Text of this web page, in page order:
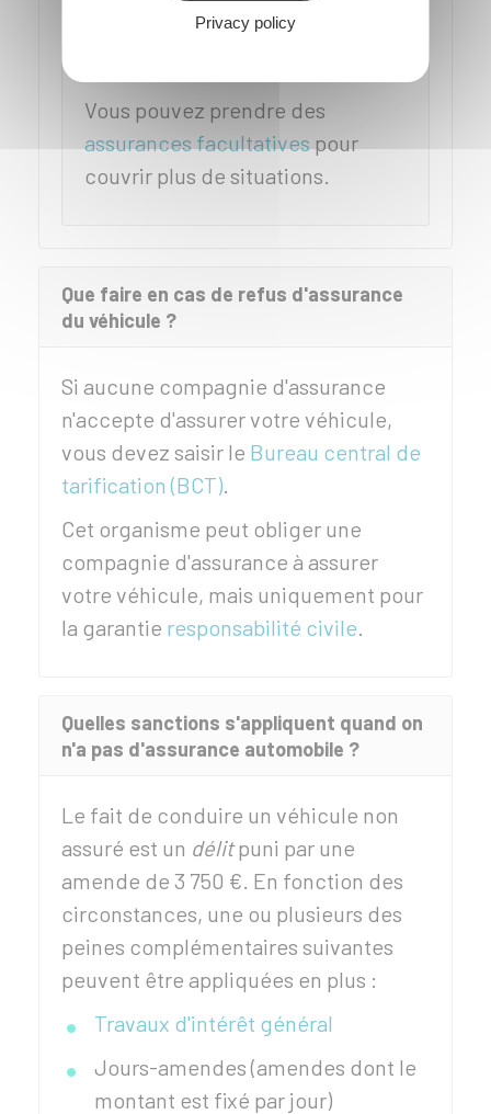
qu'ils ont subis.
Vous pouvez prendre des
assurances facultativespour
couvrir plus de situations.
Que faire en cas de refus d'assurance
du véhicule ?
Si aucune compagnie d'assurance
n'accepte d'assurer votre véhicule,
vous devez saisir le Bureau central de
tarification (BCT).
Cet organisme peut obliger une
compagnie d'assurance à assurer
votre véhicule, mais uniquement pour
la garantie responsabilité civile.
Quelles sanctions s'appliquent quand on
n'a pas d'assurance automobile ?
Le fait de conduire un véhicule non
assuré est un délitpuni par une
amende de 3 750 €. En fonction des
circonstances, une ou plusieurs des
peines complémentaires suivantes
peuvent être appliquées en plus :
Travaux d'intérêt général
Jours-amendes (amendes dont le
montant est fixé par jour)
Privacy policy